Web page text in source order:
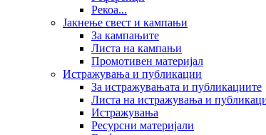
Рекоа...
Јакнење свест и кампањи
За кампањите
Листа на кампањи
Промотивен материјал
Истражувања и публикации
За истражувањата и публикациите
Листа на истражувања и
Истражувања
Ресурсни материјали